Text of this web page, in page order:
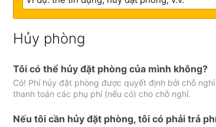
Hủy phòng
Tôi có thể hủy đặt phòng của mình không?
Có! Phí hủy đặt phòng được quyết định bởi chỗ
thanh toán các phụ phí (nếu có) cho chỗ nghỉ.
Nếu tôi cần hủy đặt phòng, tôi có phải trả